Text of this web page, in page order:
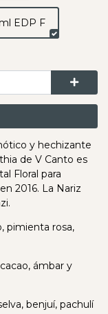
EDP F
y hechizante
de V Canto es
Floral para
2016. La Nariz
pimienta rosa,
ámbar y
benjuí, pachulí